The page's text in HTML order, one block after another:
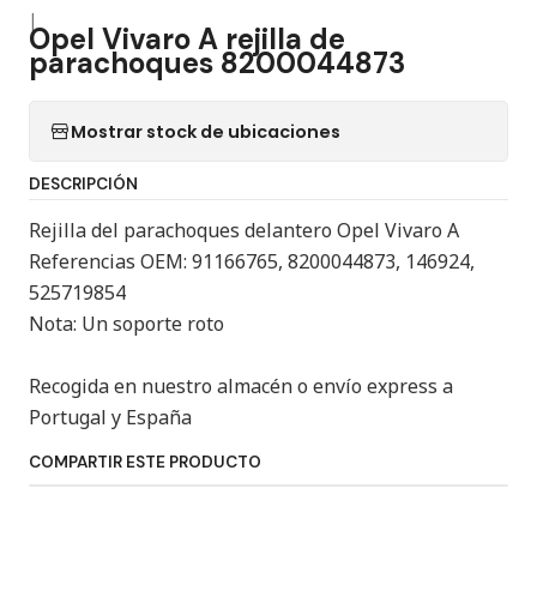
|
Opel Vivaro A rejilla de
parachoques 8200044873
Mostrar stock de ubicaciones
DESCRIPCIÓN
Rejilla del parachoques delantero Opel Vivaro A
Referencias OEM: 91166765, 8200044873, 146924,
525719854
Nota: Un soporte roto
Recogida en nuestro almacén o envío express a
Portugal y España
COMPARTIR ESTE PRODUCTO